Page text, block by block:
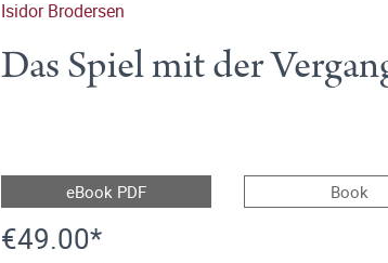
Isidor Brodersen
Das Spiel mit der
eBook PDF Book
€49.00*